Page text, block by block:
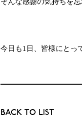
今日も1日、皆様にとっ
BACK TO LIST